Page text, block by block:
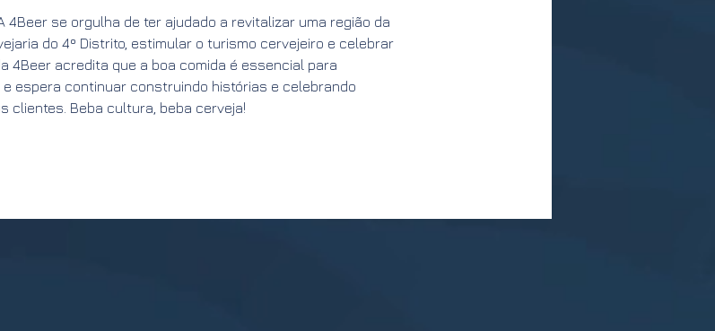
4Beer se orgulha de ter ajudado a revitalizar uma região da
do 4º Distrito, estimular o turismo cervejeiro e celebrar
4Beer acredita que a boa comida é essencial para
espera continuar construindo histórias e celebrando
clientes. Beba cultura, beba cerveja!